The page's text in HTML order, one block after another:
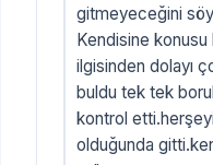
gitmeyeceğini
Kendisine konusu
ilgisinden dolayı
buldu tek tek
kontrol
olduğunda